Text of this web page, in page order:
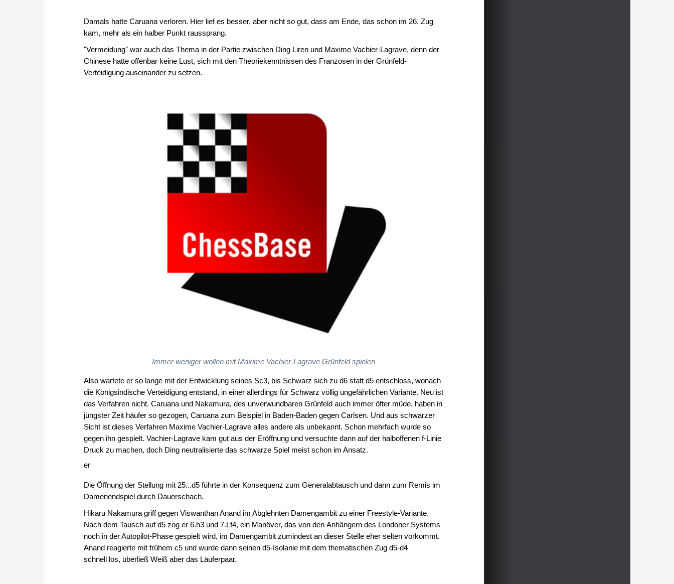
Damals hatte Caruana verloren. Hier lief es besser, aber nicht so gut, dass am Ende, das schon im 26. Zug
kam, mehr als ein halber Punkt raussprang.
"Vermeidung" war auch das Thema in der Partie zwischen Ding Liren und Maxime Vachier-Lagrave, denn der
Chinese hatte offenbar keine Lust, sich mit den Theoriekenntnissen des Franzosen in der Grünfeld-
Verteidigung auseinander zu setzen.
Immer weniger wollen mit Maxime Vachier-Lagrave Grünfeld spielen
Also wartete er so lange mit der Entwicklung seines Sc3, bis Schwarz sich zu d6 statt d5 entschloss, wonach
die Königsindische Verteidigung entstand, in einer allerdings für Schwarz völlig ungefährlichen Variante. Neu ist
das Verfahren nicht. Caruana und Nakamura, des unverwundbaren Grünfeld auch immer öfter müde, haben in
jüngster Zeit häufer so gezogen, Caruana zum Beispiel in Baden-Baden gegen Carlsen. Und aus schwarzer
Sicht ist dieses Verfahren Maxime Vachier-Lagrave alles andere als unbekannt. Schon mehrfach wurde so
gegen ihn gespielt. Vachier-Lagrave kam gut aus der Eröffnung und versuchte dann auf der halboffenen f-Linie
Druck zu machen, doch Ding neutralisierte das schwarze Spiel meist schon im Ansatz.
er
Die Öffnung der Stellung mit 25...d5 führte in der Konsequenz zum Generalabtausch und dann zum Remis im
Damenendspiel durch Dauerschach.
Hikaru Nakamura griff gegen Viswanthan Anand im Abglehnten Damengambit zu einer Freestyle-Variante.
Nach dem Tausch auf d5 zog er 6.h3 und 7.Lf4, ein Manöver, das von den Anhängern des Londoner Systems
noch in der Autopilot-Phase gespielt wird, im Damengambit zumindest an dieser Stelle eher selten vorkommt.
Anand reagierte mit frühem c5 und wurde dann seinen d5-Isolanie mit dem thematischen Zug d5-d4
schnell los, überließ Weiß aber das Läuferpaar.